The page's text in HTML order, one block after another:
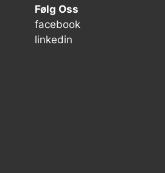
Følg Oss
facebook
linkedin